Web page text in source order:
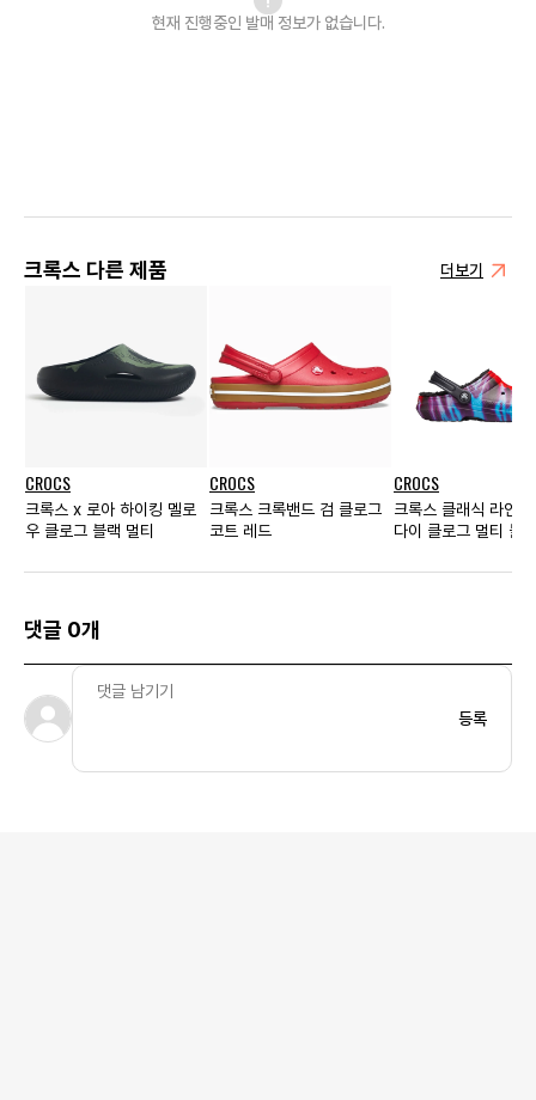
현재 진행중인 발매 정보가 없습니다.
크록스 다른 제품 더보기
CROCS
크록스 x 로아 하이킹 멜로
우 클로그 블랙 멀티
CROCS
크록스 크록밴드 검 클로그
코트 레드
CROCS
크록스 클래식 라인
다이 클로그 멀티 블랙
댓글 0개
등록